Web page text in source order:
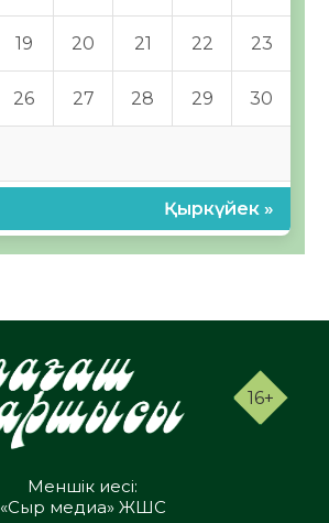
19 20 21 22 23
26 27 28 29 30
Қыркүйек »
16+
Меншік иесі:
«Сыр медиа» ЖШС